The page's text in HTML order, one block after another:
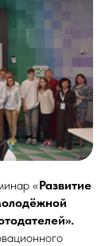
«Развитие